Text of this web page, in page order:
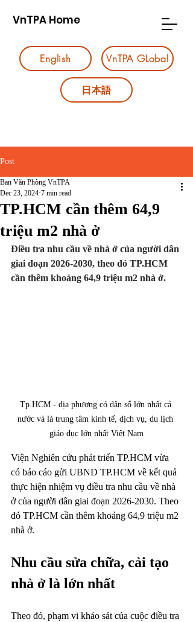
VnTPA Home
English VnTPA GLobal
日本語
Post
TP.HCM cần thêm 64,9
triệu m2 nhà ở
Ban Văn Phòng VnTPA
Dec 23, 2024 7 min read
Điều tra nhu cầu về nhà ở của người dân
giai đoạn 2026-2030, theo đó TP.HCM
cần thêm khoảng 64,9 triệu m2 nhà ở.
Tp.HCM - dịa phương có dân số lớn nhất cả
nước và là trung tâm kinh tế, dịch vụ, du lịch
giáo dục lớn nhất Việt Nam
Viện Nghiên cứu phát triển TP.HCM vừa
có báo cáo gửi UBND TP.HCM về kết quả
thực hiện nhiệm vụ điều tra nhu cầu về nhà
ở của người dân giai đoạn 2026-2030. Theo
đó TP.HCM cần thêm khoảng 64,9 triệu m2
nhà ở.
Nhu cầu sửa chữa, cải tạo
nhà ở là lớn nhất
Theo đó, phạm vi khảo sát của cuộc điều tra